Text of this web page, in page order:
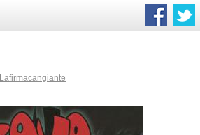
Lafirmacangiante